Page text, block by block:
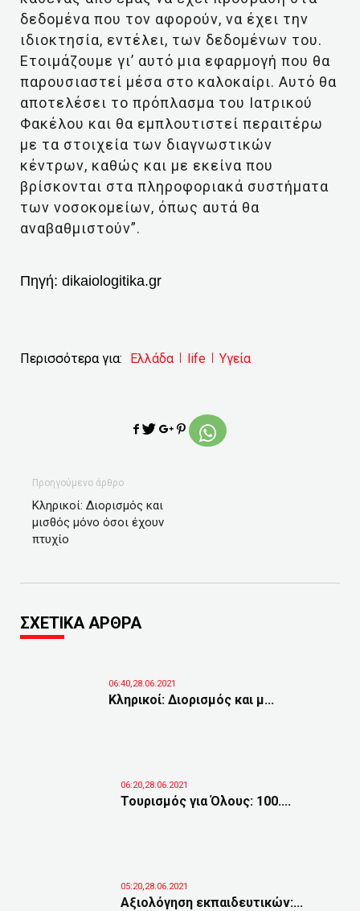
δεδομένα που τον αφορούν, να έχει την
ιδιοκτησία, εντέλει, των δεδομένων του.
Ετοιμάζουμε γι’ αυτό μια εφαρμογή που θα
παρουσιαστεί μέσα στο καλοκαίρι. Αυτό θα
αποτελέσει το πρόπλασμα του Ιατρικού
Φακέλου και θα εμπλουτιστεί περαιτέρω
με τα στοιχεία των διαγνωστικών
κέντρων, καθώς και με εκείνα που
βρίσκονται στα πληροφοριακά συστήματα
των νοσοκομείων, όπως αυτά θα
αναβαθμιστούν”.
Πηγή: dikaiologitika.gr
Περισσότερα για: Ελλάδα life Υγεία
Προηγούμενο άρθρο
Κληρικοί: Διορισμός και
μισθός μόνο όσοι έχουν
πτυχίο
ΣΧΕΤΙΚΑ ΑΡΘΡΑ
06:40,28.06.2021
Κληρικοί: Διορισμός και μ...
06:20,28.06.2021
Τουρισμός για Όλους: 100....
05:20,28.06.2021
Αξιολόγηση εκπαιδευτικών:...